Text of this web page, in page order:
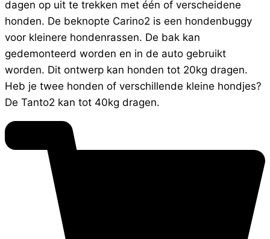
dagen op uit te trekken met één of verscheidene
honden. De beknopte Carino2 is een hondenbuggy
voor kleinere hondenrassen. De bak kan
gedemonteerd worden en in de auto gebruikt
worden. Dit ontwerp kan honden tot 20kg dragen.
Heb je twee honden of verschillende kleine hondjes?
De Tanto2 kan tot 40kg dragen.